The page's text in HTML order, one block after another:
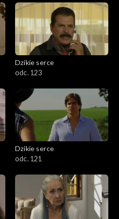
Dzikie serce
odc. 123
Dzikie serce
odc. 121